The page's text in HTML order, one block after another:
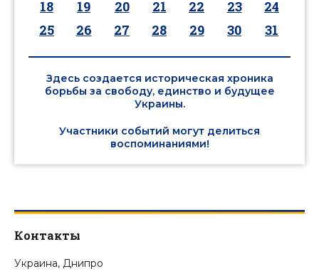
18
19 20 21 22 23
24
25
26 27 28 29 30 31
Здесь создается историческая хроника
борьбы за свободу, единство и будущее
Украины.
Участники событий могут делиться
воспоминаниями!
Контакты
Украина, Днипро